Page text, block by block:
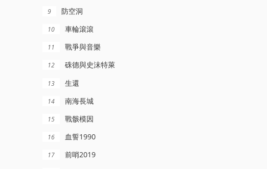
9 防空洞
10 車輪滾滾
11 戰爭與音樂
12 硃德與史沫特萊
13 生還
14 南海長城
15 戰骸模因
16 血誓1990
17 前哨2019